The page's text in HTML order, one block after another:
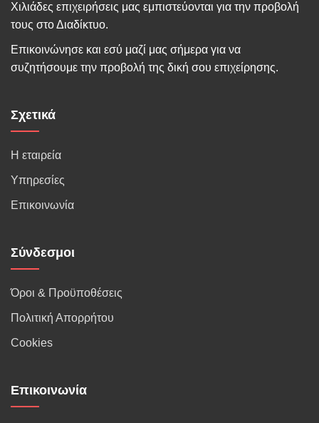
Χιλιάδες επιχειρήσεις μας εμπιστεύονται για την προβολή
τους στο Διαδίκτυο.
Επικοινώνησε και εσύ μαζί μας σήμερα για να
συζητήσουμε την προβολή της δική σου επιχείρησης.
Σχετικά
Η εταιρεία
Υπηρεσίες
Επικοινωνία
Σύνδεσμοι
Όροι & Προϋποθέσεις
Πολιτική Απορρήτου
Cookies
Επικοινωνία